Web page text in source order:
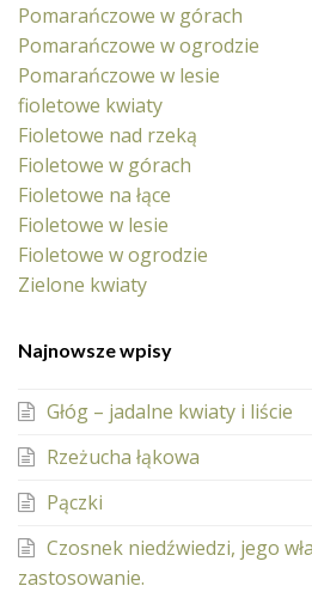
Pomarańczowe w górach
Pomarańczowe w ogrodzie
Pomarańczowe w lesie
fioletowe kwiaty
Fioletowe nad rzeką
Fioletowe w górach
Fioletowe na łące
Fioletowe w lesie
Fioletowe w ogrodzie
Zielone kwiaty
Najnowsze wpisy
Głóg – jadalne kwiaty i liście
Rzeżucha łąkowa
Pączki
Czosnek niedźwiedzi, jego
zastosowanie.